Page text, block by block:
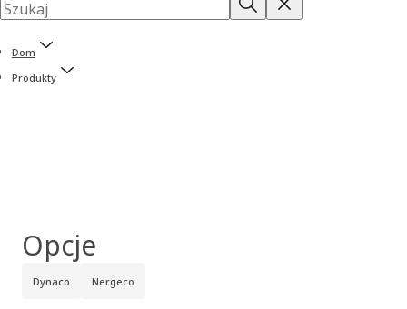
Dom
Produkty
Opcje
Dynaco Nergeco